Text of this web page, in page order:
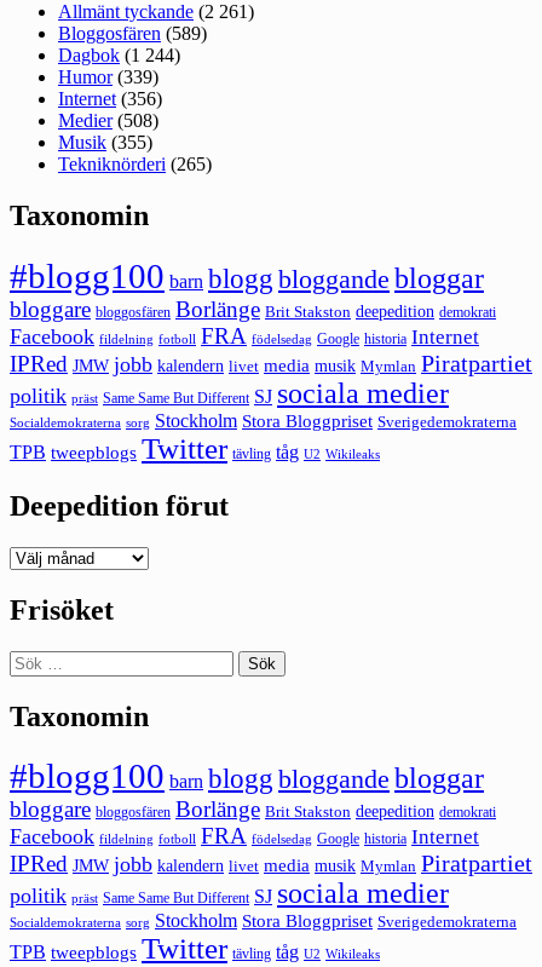
Allmänt tyckande (2 261)
Bloggosfären (589)
Dagbok (1 244)
Humor(339)
Internet (356)
Medier(508)
Musik (355)
Tekniknörderi (265)
Taxonomin
#blogg100 barn blogg bloggande bloggar
bloggare bloggosfären Borlänge Brit Stakston deepedition demokrati
Facebook fildelning fotboll FRA födelsedag Google historia Internet
IPRed JMW jobb kalendern livet media musik Mymlan Piratpartiet
politik präst Same Same But Different SJ sociala medier
Socialdemokraterna sorg Stockholm Stora Bloggpriset Sverigedemokraterna
TPB tweepblogs Twitter tävling tåg U2 Wikileaks
Deepedition förut
Deepedition
Frisöket
Sök
efter:
Taxonomin
#blogg100 barn blogg bloggande bloggar
bloggare bloggosfären Borlänge Brit Stakston deepedition demokrati
Facebook fildelning fotboll FRA födelsedag Google historia Internet
IPRed JMW jobb kalendern livet media musik Mymlan Piratpartiet
politik präst Same Same But Different SJ sociala medier
Socialdemokraterna sorg Stockholm Stora Bloggpriset Sverigedemokraterna
TPB tweepblogs Twitter tävling tåg U2 Wikileaks